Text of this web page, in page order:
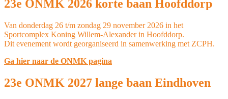
23e ONMK 2026 korte baan Hoofddorp
Van donderdag 26 t/m zondag 29 november 2026 in het
Sportcomplex Koning Willem-Alexander in Hoofddorp.
Dit evenement wordt georganiseerd in samenwerking met ZCPH.
Ga hier naar de ONMK pagina
23e ONMK 2027 lange baan Eindhoven